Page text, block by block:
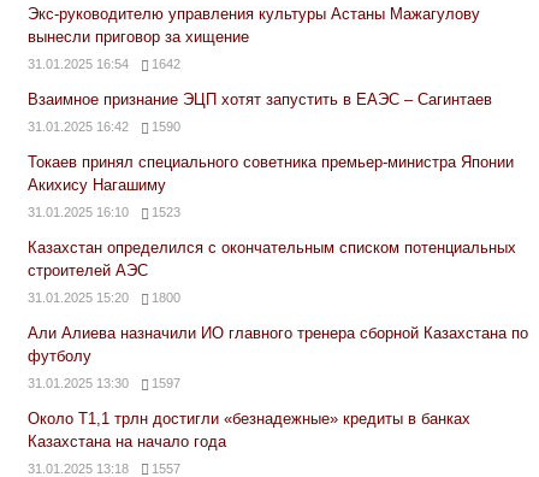
Экс-руководителю управления культуры Астаны Мажагулову
вынесли приговор за хищение
31.01.2025 16:54 1642
Взаимное признание ЭЦП хотят запустить в ЕАЭС – Сагинтаев
31.01.2025 16:42 1590
Токаев принял специального советника премьер-министра Японии
Акихису Нагашиму
31.01.2025 16:10 1523
Казахстан определился с окончательным списком потенциальных
строителей АЭС
31.01.2025 15:20 1800
Али Алиева назначили ИО главного тренера сборной Казахстана по
футболу
31.01.2025 13:30 1597
Около Т1,1 трлн достигли «безнадежные» кредиты в банках
Казахстана на начало года
31.01.2025 13:18 1557